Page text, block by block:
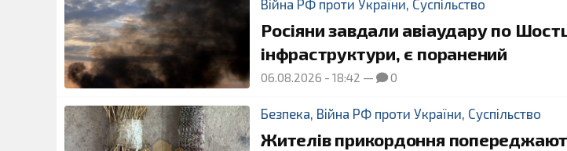
Війна РФ проти України Суспільство
Росіяни завдали авіаудару по
інфраструктури, є поранений
06.08.2026 - 18:42 — 0
Безпека Війна РФ проти України Суспільство
Жителів прикордоння